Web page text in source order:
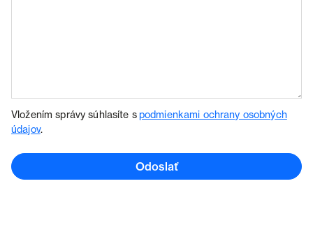
Vložením správy súhlasíte spodmienkami ochrany osobných
údajov.
Odoslať